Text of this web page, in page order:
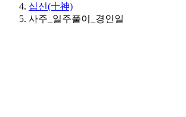
십신(十神)
사주_일주풀이_경인일